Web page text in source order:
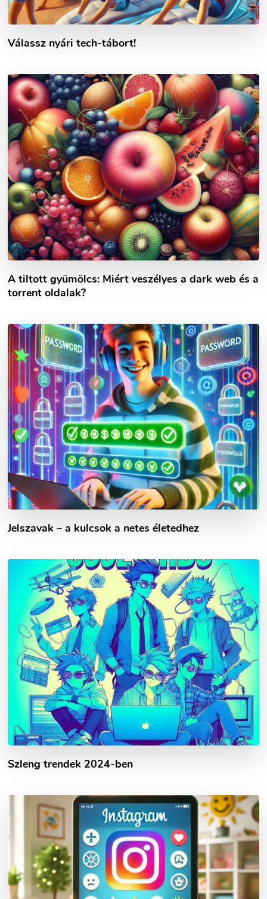
Válassz nyári tech-tábort!
A tiltott gyümölcs: Miért veszélyes a dark web és a
torrent oldalak?
Jelszavak – a kulcsok a netes életedhez
Szleng trendek 2024-ben